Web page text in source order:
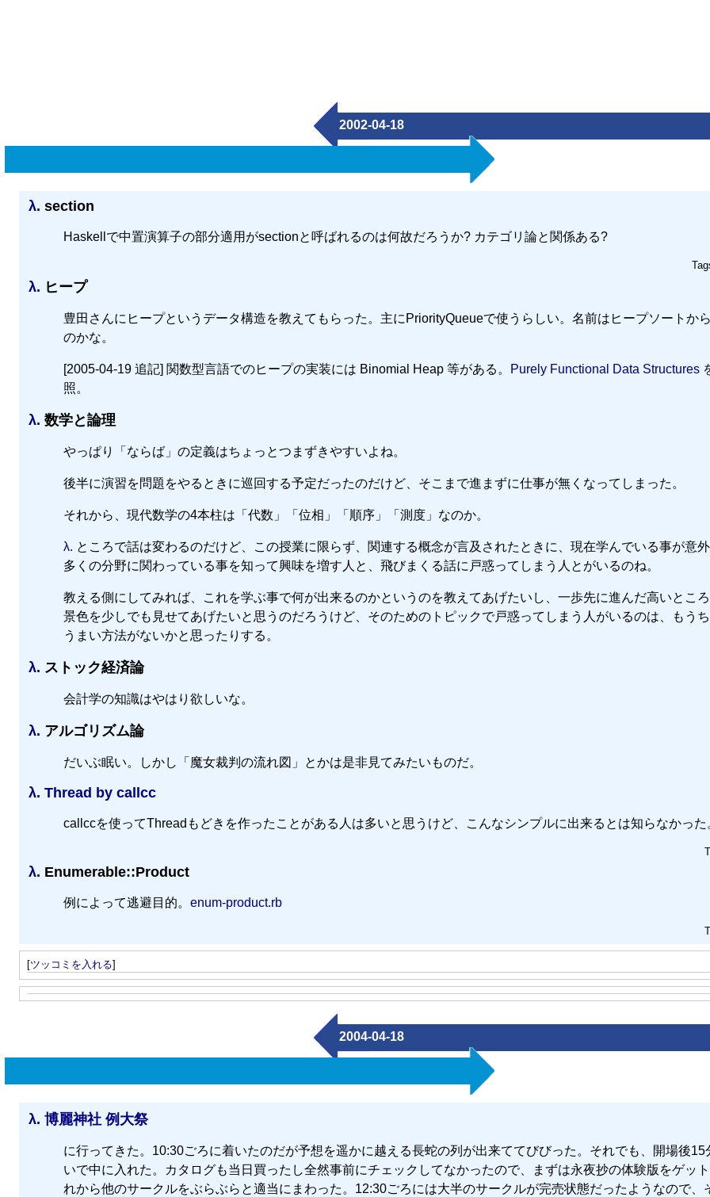
2002-04-18
λ. section
Haskellで中置演算子の部分適用がsectionと呼ばれるのは何故だろうか? カテゴリ論と関係ある?
λ. ヒープ
豊田さんにヒープというデータ構造を教えてもらった。主にPriorityQueueで使うらしい。名前はヒープソートか
のかな。
[2005-04-19 追記] 関数型言語でのヒープの実装には Binomial Heap 等がある。 Purely Functional Data Structures
照。
λ. 数学と論理
やっぱり「ならば」の定義はちょっとつまずきやすいよね。
後半に演習を問題をやるときに巡回する予定だったのだけど、そこまで進まずに仕事が無くなってしまった。
それから、現代数学の4本柱は「代数」「位相」「順序」「測度」なのか。
λ. ところで話は変わるのだけど、この授業に限らず、関連する概念が言及されたときに、現在学んでいる事が意
多くの分野に関わっている事を知って興味を増す人と、飛びまくる話に戸惑ってしまう人とがいるのね。
教える側にしてみれば、これを学ぶ事で何が出来るのかというのを教えてあげたいし、一歩先に進んだ高いとこ
景色を少しでも見せてあげたいと思うのだろうけど、そのためのトピックで戸惑ってしまう人がいるのは、もう
うまい方法がないかと思ったりする。
λ. ストック経済論
会計学の知識はやはり欲しいな。
λ. アルゴリズム論
だいぶ眠い。しかし「魔女裁判の流れ図」とかは是非見てみたいものだ。
λ. Thread by callcc
callccを使ってThreadもどきを作ったことがある人は多いと思うけど、こんなシンプルに出来るとは知らなかった
λ. Enumerable::Product
例によって逃避目的。 enum-product.rb
[ツッコミを入れる]
2004-04-18
λ. 博麗神社 例大祭
に行ってきた。10:30ごろに着いたのだが予想を遥かに越える長蛇の列が出来ててびびった。それでも、開場後15
いで中に入れた。カタログも当日買ったし全然事前にチェックしてなかったので、まずは永夜抄の体験版をゲッ
れから他のサークルをぶらぶらと適当にまわった。12:30ごろには大半のサークルが完売状態だったようなので、